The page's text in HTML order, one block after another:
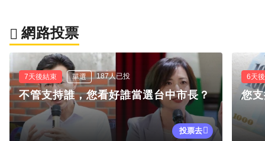
網路投票
7天後結束 單選 187人已投
不管支持誰，您看好誰當選台中市長？
投票去
6天
您